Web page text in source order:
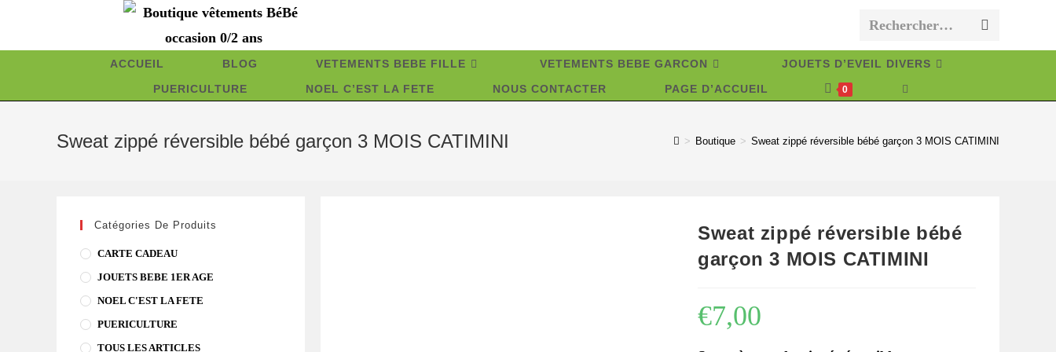
content
Rechercher…
ACCUEIL BLOG VETEMENTS BEBE FILLE VETEMENTS BEBE GARCON
JOUETS D’EVEIL DIVERS
PUERICULTURE
NOEL C’EST LA FETE NOUS CONTACTER PAGE D’ACCUEIL 0
TOGGLE
Sweat zippé réversible bébé garçon 3 MOIS CATIMINI > Boutique > Sweat zippé réversible bébé garçon 3 MOIS CATIMINI
Sweat zippé réversible bébé
garçon 3 MOIS CATIMINI
€7,00
Catégories De Produits
CARTE CADEAU
JOUETS BEBE 1ER AGE
NOEL C'EST LA FETE
PUERICULTURE
TOUS LES ARTICLES